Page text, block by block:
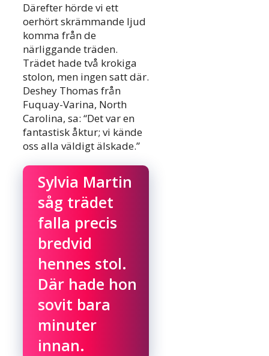
Därefter hörde vi ett
oerhört skrämmande ljud
komma från de
närliggande träden.
Trädet hade två krokiga
stolon, men ingen satt där.
Deshey Thomas från
Fuquay-Varina, North
Carolina, sa: “Det var en
fantastisk åktur; vi kände
oss alla väldigt älskade.”
Sylvia Martin
såg trädet
falla precis
bredvid
hennes stol.
Där hade hon
sovit bara
minuter
innan.